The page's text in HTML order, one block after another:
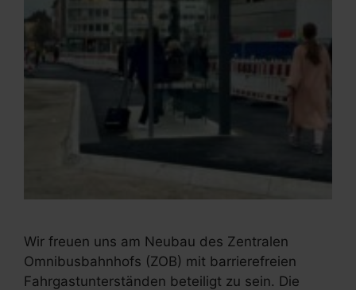
Wir freuen uns am Neubau des Zentralen
Omnibusbahnhofs (ZOB) mit barrierefreien
Fahrgastunterständen beteiligt zu sein. Die